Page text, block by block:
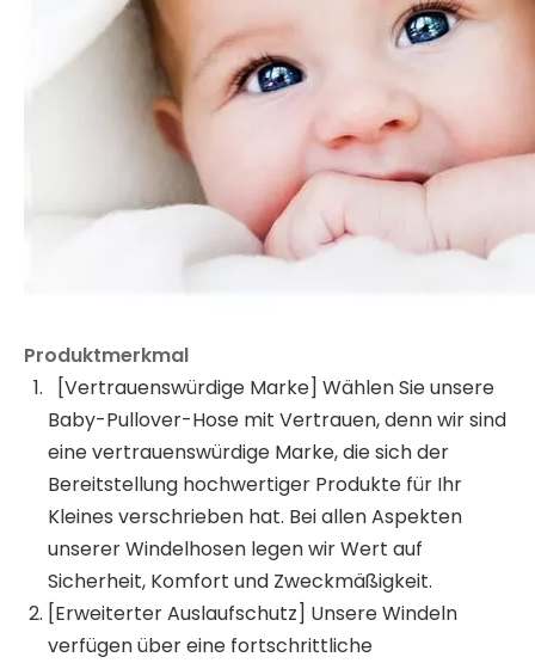
Produktmerkmal
[Vertrauenswürdige Marke] Wählen Sie unsere
Baby-Pullover-Hose mit Vertrauen, denn wir sind
eine vertrauenswürdige Marke, die sich der
Bereitstellung hochwertiger Produkte für Ihr
Kleines verschrieben hat. Bei allen Aspekten
unserer Windelhosen legen wir Wert auf
Sicherheit, Komfort und Zweckmäßigkeit.
[Erweiterter Auslaufschutz] Unsere Windeln
verfügen über eine fortschrittliche